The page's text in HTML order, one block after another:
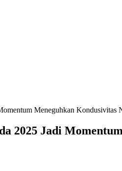
Meneguhkan Kondusivitas
2025 Jadi